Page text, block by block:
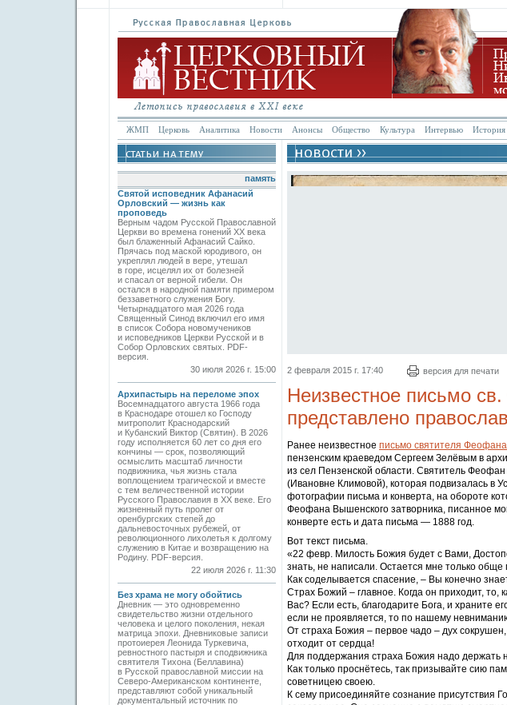
ЖМП Церковь Аналитика Новости Анонсы Общество Культура Интервью История
память
Святой исповедник Афанасий
Орловский — жизнь как
проповедь
Верным чадом Русской Православной
Церкви во времена гонений XX века
был блаженный Афанасий Сайко.
Прячась под маской юродивого, он
укреплял людей в вере, утешал
в горе, исцелял их от болезней
и спасал от верной гибели. Он
остался в народной памяти примером
беззаветного служения Богу.
Четырнадцатого мая 2026 года
Священный Синод включил его имя
в список Собора новомучеников
и исповедников Церкви Русской и в
Собор Орловских святых. PDF-
версия.
30 июля 2026 г. 15:00
Архипастырь на переломе эпох
Восемнадцатого августа 1966 года
в Краснодаре отошел ко Господу
митрополит Краснодарский
и Кубанский Виктор (Святин). В 2026
году исполняется 60 лет со дня его
кончины — срок, позволяющий
осмыслить масштаб личности
подвижника, чья жизнь стала
воплощением трагической и вместе
с тем величественной истории
Русского Православия в XX веке. Его
жизненный путь пролег от
оренбургских степей до
дальневосточных рубежей, от
революционного лихолетья к долгому
служению в Китае и возвращению на
Родину. PDF-версия.
22 июля 2026 г. 11:30
Без храма не могу обойтись
Дневник — это одновременно
свидетельство жизни отдельного
человека и целого поколения, некая
матрица эпохи. Дневниковые записи
протоиерея Леонида Туркевича,
ревностного пастыря и сподвижника
святителя Тихона (Беллавина)
в Русской православной миссии на
Северо-Американском континенте,
представляют собой уникальный
документальный источник по
2 февраля 2015 г. 17:40 версия для печати
Неизвестное письмо
представлено
Ранее неизвестное письмо святителя
пензенским краеведом Сергеем Зелёвым в
из сел Пензенской области. Святитель
(Ивановне Климовой), которая подвизалась в
фотографии письма и конверта, на обороте
Феофана Вышенского затворника, писанное
конверте есть и дата письма — 1888 год.
Вот текст письма.
«22 февр. Милость Божия будет с Вами,
знать, не написали. Остается мне только
Как соделывается спасение, – Вы конечно
Страх Божий – главное. Когда он приходит, то,
Вас? Если есть, благодарите Бога, и храните
если не проявляется, то по нашему
От страха Божия – первое чадо – дух
отходит от сердца!
Для поддержания страха Божия надо держать
Как только проснётесь, так призывайте сию
советницею своею.
К сему присоединяйте сознание присутствия